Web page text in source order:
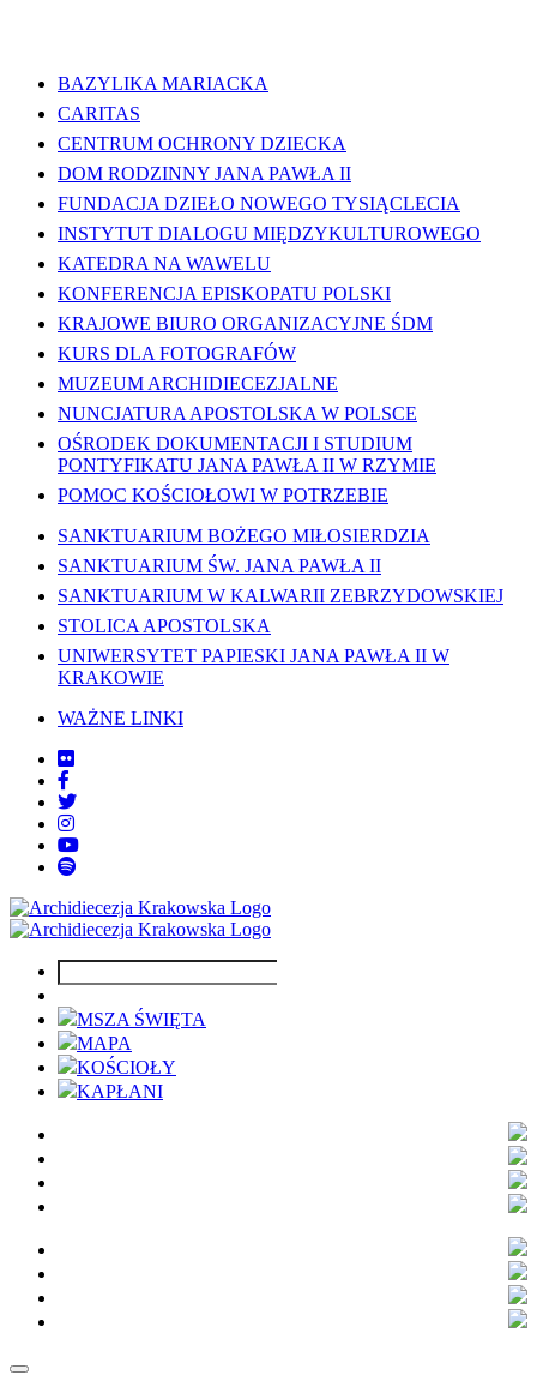
BAZYLIKA MARIACKA
CARITAS
CENTRUM OCHRONY DZIECKA
DOM RODZINNY JANA PAWŁA II
FUNDACJA DZIEŁO NOWEGO TYSIĄCLECIA
INSTYTUT DIALOGU MIĘDZYKULTUROWEGO
KATEDRA NA WAWELU
KONFERENCJA EPISKOPATU POLSKI
KRAJOWE BIURO ORGANIZACYJNE ŚDM
KURS DLA FOTOGRAFÓW
MUZEUM ARCHIDIECEZJALNE
NUNCJATURA APOSTOLSKA W POLSCE
OŚRODEK DOKUMENTACJI I STUDIUM
PONTYFIKATU JANA PAWŁA II W RZYMIE
POMOC KOŚCIOŁOWI W POTRZEBIE
SANKTUARIUM BOŻEGO MIŁOSIERDZIA
SANKTUARIUM ŚW. JANA PAWŁA II
SANKTUARIUM W KALWARII ZEBRZYDOWSKIEJ
STOLICA APOSTOLSKA
UNIWERSYTET PAPIESKI JANA PAWŁA II W
KRAKOWIE
WAŻNE LINKI
MSZA ŚWIĘTA
MAPA
KOŚCIOŁY
KAPŁANI